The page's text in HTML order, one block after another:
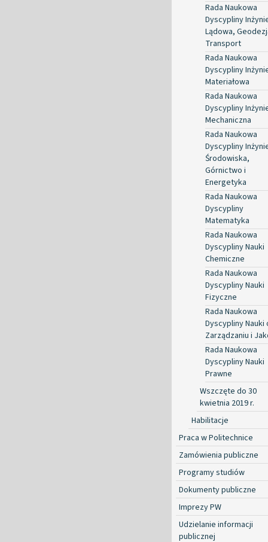
Rada Naukowa
Dyscypliny
Lądowa,
Transport
Rada Naukowa
Dyscypliny
Materiałowa
Rada Naukowa
Dyscypliny
Mechaniczna
Rada Naukowa
Dyscypliny
Środowiska,
Górnictwo i
Energetyka
Rada Naukowa
Dyscypliny
Matematyka
Rada Naukowa
Dyscypliny Nauki
Chemiczne
Rada Naukowa
Dyscypliny Nauki
Fizyczne
Rada Naukowa
Dyscypliny Nauki
Zarządzaniu i
Rada Naukowa
Dyscypliny Nauki
Prawne
Wszczęte do 30
kwietnia 2019 r.
Habilitacje
Praca w Politechnice
Zamówienia publiczne
Programy studiów
Dokumenty publiczne
Imprezy PW
Udzielanie informacji
publicznej